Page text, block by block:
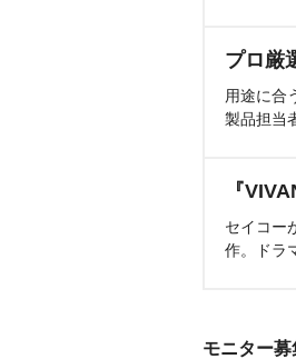
プロ厳
用途に合
製品担当
『
セイコー
作。ドラ
モニター募